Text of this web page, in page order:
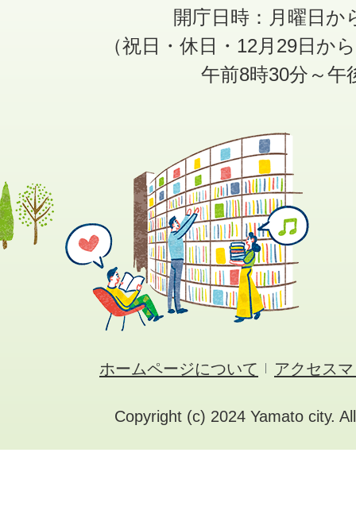
開庁日時：月曜日か
（祝日・休日・12月29日か
午前8時30分～午
ホームページについて アクセス
Copyright (c) 2024 Yamato city.